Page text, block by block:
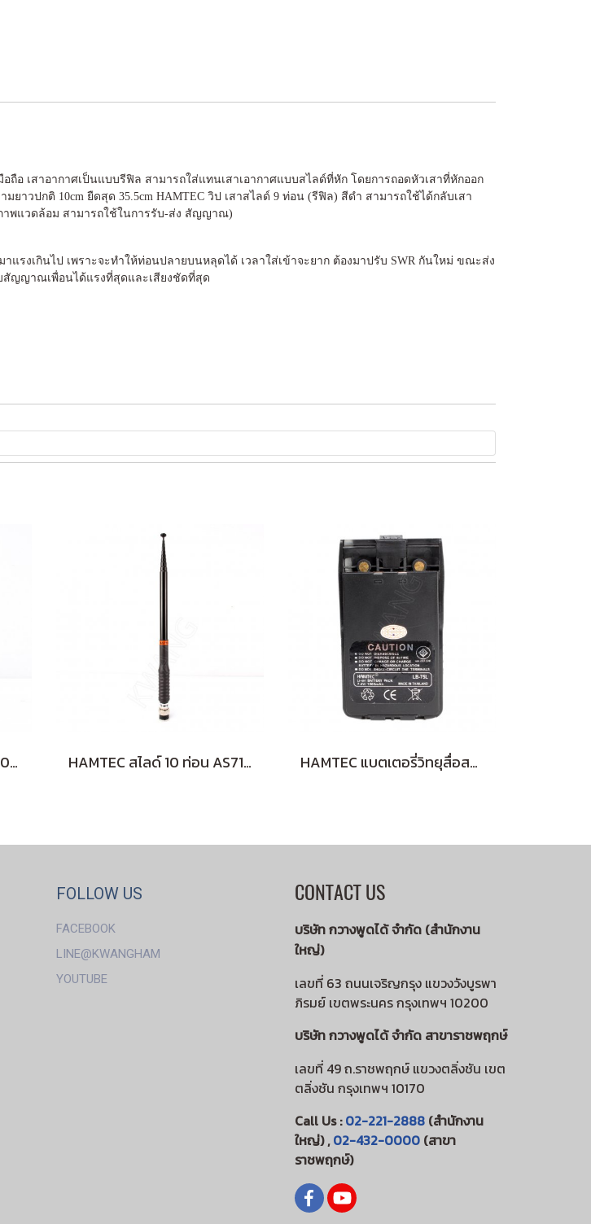
อ เสาอากาศเป็นแบบรีฟิล สามารถใส่แทนเสาเอากาศแบบสไลด์ที่หัก โดยการถอดหัวเสาที่หักออก
าวปกติ 10cm ยืดสุด 35.5cm HAMTEC วิป เสาสไลด์ 9 ท่อน (รีฟิล) สีดำ สามารถใช้ได้กลับเสา
พแวดล้อม สามารถใช้ในการรับ-ส่ง สัญญาณ)
รงเกินไป เพราะจะทำให้ท่อนปลายบนหลุดได้ เวลาใส่เข้าจะยาก ต้องมาปรับ SWR กันใหม่ ขณะส่ง
บสัญญาณเพื่อนได้แรงที่สุดและเสียงชัดที่สุด
HAMTEC สไลด์ 7 ท่อน AS707 245 MHz (ฺBLACK) HAMTEC สไลด์ 10 ท่อน AS710 163-170 MHz (ฺฺBLACK) HAMTEC แบตเตอรี่วิทยุสื่อสาร IC-200C (BLACK)
FOLLOW US
FACEBOOK
LINE@KWANGHAM
YOUTUBE
CONTACT US
บริษัท กวางพูดได้ จำกัด (สำนักงาน
ใหญ่)
เลขที่ 63 ถนนเจริญกรุง แขวงวังบูรพา
ภิรมย์ เขตพระนคร กรุงเทพฯ 10200
บริษัท กวางพูดได้ จำกัด สาขาราชพฤกษ์
เลขที่ 49 ถ.ราชพฤกษ์ แขวงตลิ่งชัน เขต
ตลิ่งชัน กรุงเทพฯ 10170
Call Us :02-221-2888(สำนักงาน
ใหญ่) ,02-432-0000(สาขา
ราชพฤกษ์)